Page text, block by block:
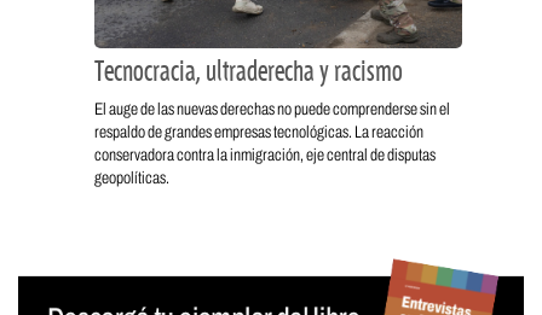
Tecnocracia, ultraderecha y racismo
El auge de las nuevas derechas no puede comprenderse sin el
respaldo de grandes empresas tecnológicas. La reacción
conservadora contra la inmigración, eje central de disputas
geopolíticas.